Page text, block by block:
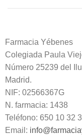
Farmacia Yébenes
Colegiada Paula
Número 25239 del
Madrid.
NIF: 02566367G
N. farmacia: 1438
Teléfono: 650 10 32
Email: